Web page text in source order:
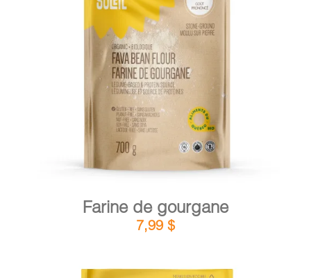
AJOUTER AU PANIER /
Farine de gourgane
7,99 $